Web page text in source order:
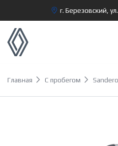
г. Березовский,
Главная С пробегом Sandero